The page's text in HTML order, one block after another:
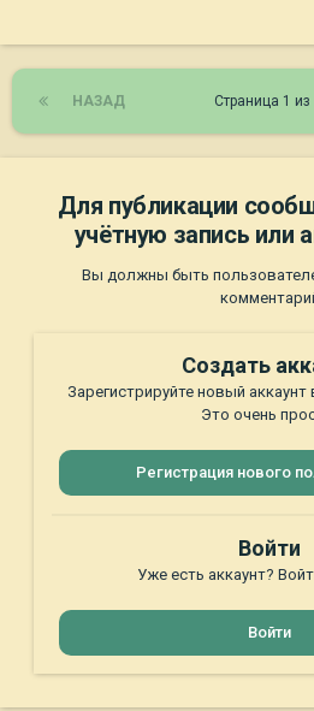
НАЗАД Страница 1 из
Для публикации
учётную запись или
Вы должны быть
Создать
Зарегистрируйте новый
Это очень
Регистрация нового
Войти
Уже есть аккаунт?
Войти